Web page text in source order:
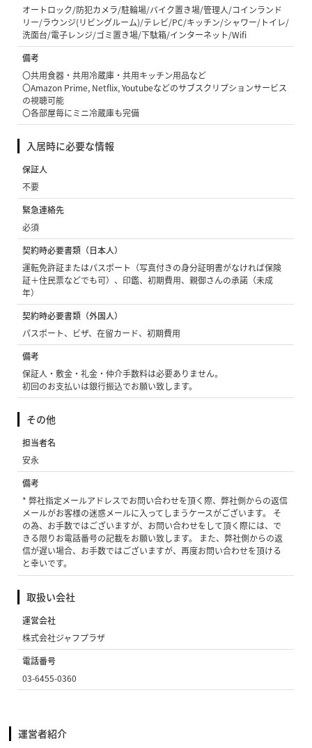
オートロック/防犯カメラ/駐輪場/バイク置き場/管理人/コインランド
リー/ラウンジ(リビングルーム)/テレビ/PC/キッチン/シャワー/トイレ/
洗面台/電子レンジ/ゴミ置き場/下駄箱/インターネット/Wifi
備考
〇共用食器・共用冷蔵庫・共用キッチン用品など
〇Amazon Prime, Netflix, Youtubeなどのサブスクリプションサービス
の視聴可能
〇各部屋毎にミニ冷蔵庫も完備
入居時に必要な情報
保証人
不要
緊急連絡先
必須
契約時必要書類（日本人）
運転免許証またはパスポート（写真付きの身分証明書がなければ保険
証＋住民票などでも可）、印鑑、初期費用、親御さんの承諾（未成
年）
契約時必要書類（外国人）
パスポート、ビザ、在留カード、初期費用
備考
保証人・敷金・礼金・仲介手数料は必要ありません。
初回のお支払いは銀行振込でお願い致します。
その他
担当者名
安永
備考
* 弊社指定メールアドレスでお問い合わせを頂く際、弊社側からの返信
メールがお客様の迷惑メールに入ってしまうケースがございます。 そ
の為、お手数ではございますが、お問い合わせをして頂く際には、で
きる限りお電話番号の記載をお願い致します。 また、弊社側からの返
信が遅い場合、お手数ではございますが、再度お問い合わせを頂ける
と幸いです。
取扱い会社
運営会社
株式会社ジャフプラザ
電話番号
03-6455-0360
運営者紹介